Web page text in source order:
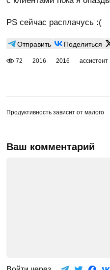
PS сейчас расплачусь :(
Отправить Поделиться
72 2016 2016 ассистент
Продуктивность зависит от малого
Ваш комментарий